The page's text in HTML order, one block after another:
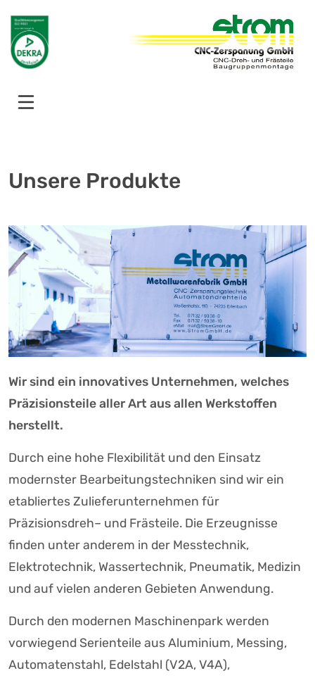
Unsere Produkte
Wir sind ein innovatives Unternehmen, welches
Präzisionsteile aller Art aus allen Werkstoffen
herstellt.
Durch eine hohe Flexibilität und den Einsatz
modernster Bearbeitungstechniken sind wir ein
etabliertes Zulieferunternehmen für
Präzisionsdreh– und Frästeile. Die Erzeugnisse
finden unter anderem in der Messtechnik,
Elektrotechnik, Wassertechnik, Pneumatik, Medizin
und auf vielen anderen Gebieten Anwendung.
Durch den modernen Maschinenpark werden
vorwiegend Serienteile aus Aluminium, Messing,
Automatenstahl, Edelstahl (V2A, V4A),